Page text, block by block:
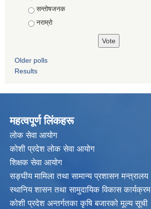
सन्तोषजनक
नराम्राे
Older polls
Results
महत्वपूर्ण लिंकहरू
लाेक सेवा आयाेग
कोशी प्रदेश लोक सेवा आयोग
शिक्षक सेवा आयाेग
सङ्‍घीय मामिला तथा सामान्य प्रशासन मन्त्रालय
स्थानिय शासन तथा सामुदायिक विकास कार्यक्रम
कोशी प्रदेश अन्तर्गतका कृषि बजारको मूल्य सूची